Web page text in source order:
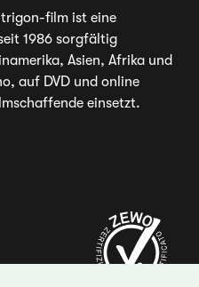
film ist eine
1986 sorgfältig
Asien, Afrika und
auf DVD und online
einsetzt.